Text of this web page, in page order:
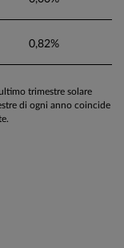
0,82%
trimestre solare
di ogni anno coincide